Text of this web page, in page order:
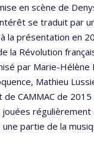
en scène de
se traduit par
la présentation en
la Révolution
par Marie-Hélène
Mathieu
CAMMAC de
régulièrement
une partie de la